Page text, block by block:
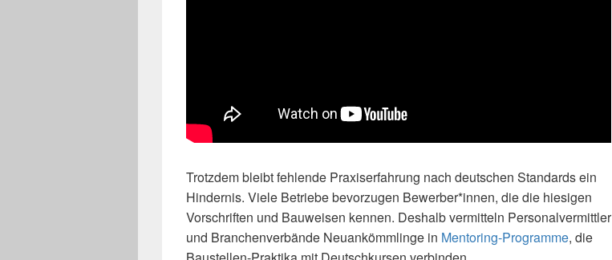
Trotzdem bleibt fehlende Praxiserfahrung nach deutschen Standards ein
Hindernis. Viele Betriebe bevorzugen Bewerber*innen, die die hiesigen
Vorschriften und Bauweisen kennen. Deshalb vermitteln Personalvermittler
und Branchenverbände Neuankömmlinge in Mentoring-Programme, die